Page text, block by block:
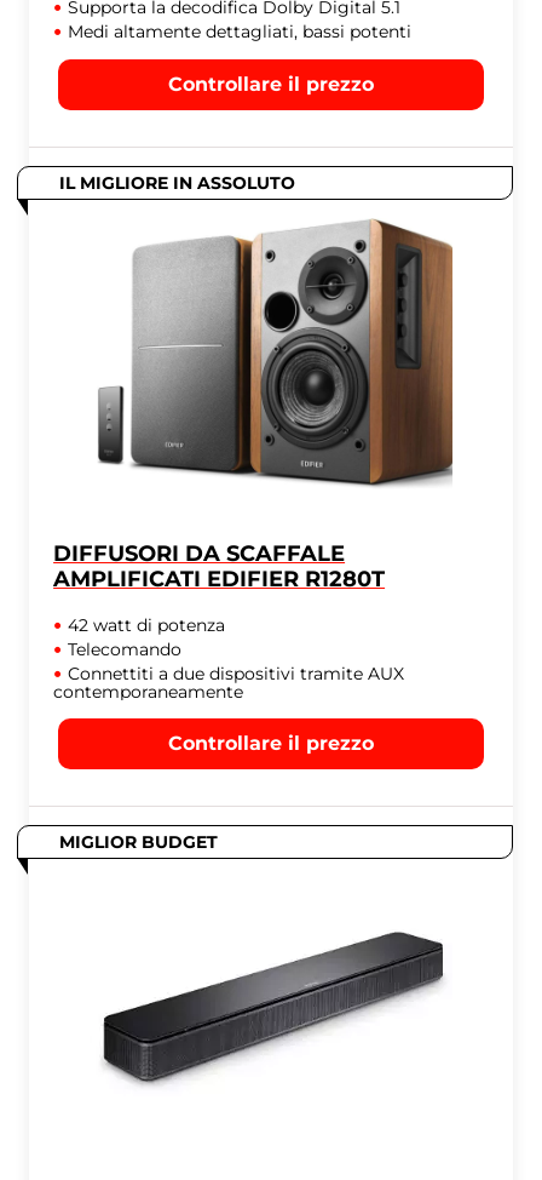
Supporta la decodifica Dolby Digital 5.1
Medi altamente dettagliati, bassi potenti
Controllare il prezzo
IL MIGLIORE IN ASSOLUTO
DIFFUSORI DA SCAFFALE
AMPLIFICATI EDIFIER R1280T
42 watt di potenza
Telecomando
Connettiti a due dispositivi tramite AUX
contemporaneamente
Controllare il prezzo
MIGLIOR BUDGET